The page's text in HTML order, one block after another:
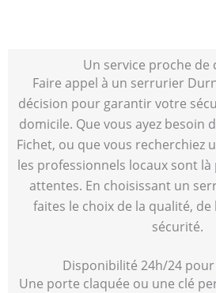
Un service proche de
Faire appel à un serrurier
décision pour garantir votre
domicile. Que vous ayez besoin
Fichet, ou que vous recherchiez
les professionnels locaux sont
attentes. En choisissant un
faites le choix de la qualité,
sécurité.
Disponibilité 24h/24
Une porte claquée ou une clé